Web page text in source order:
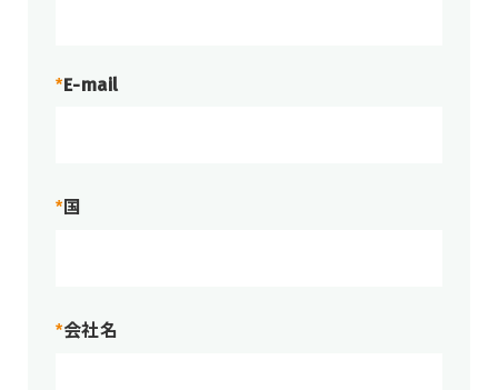
*E-mail
* 国
*会社名